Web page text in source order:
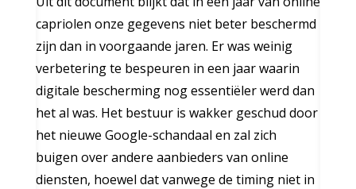
capriolen onze gegevens niet beter beschermd
zijn dan in voorgaande jaren. Er was weinig
verbetering te bespeuren in een jaar waarin
digitale bescherming nog essentiëler werd dan
het al was. Het bestuur is wakker geschud door
het nieuwe Google-schandaal en zal zich
buigen over andere aanbieders van online
diensten, hoewel dat vanwege de timing niet in